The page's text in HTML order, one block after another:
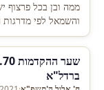
ממה ובן בכל פרצוף
והשמאל לפי
ברדל"א